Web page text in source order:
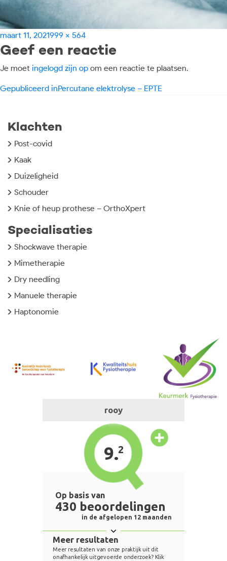
Geplaatst
op
maart 11, 2021Volledige
grootte
999 × 564
Geef een reactie
Je moet ingelogd zijn op om een reactie te plaatsen.
Bericht
Gepubliceerd inPercutane elektrolyse – EPTE
Klachten
Post-covid
Kaak
Duizeligheid
Schouder
Knie of heup prothese – OrthoXpert
Specialisaties
Shockwave therapie
Mimetherapie
Dry needling
Manuele therapie
Haptonomie